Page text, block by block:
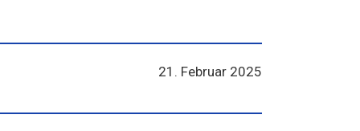
21. Februar 2025